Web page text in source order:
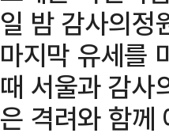
일 밤 감사의정
마지막 유세를
때 서울과 감사
은 격려와 함께